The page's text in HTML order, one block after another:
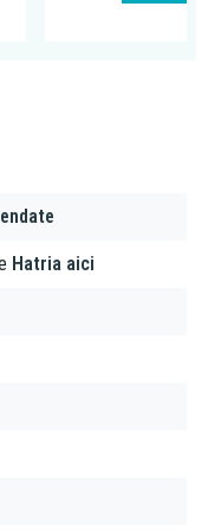
Pure Rim, nu au rama
greu de curatat
Hatria aici